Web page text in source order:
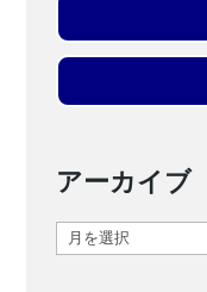
アーカイブ
ア